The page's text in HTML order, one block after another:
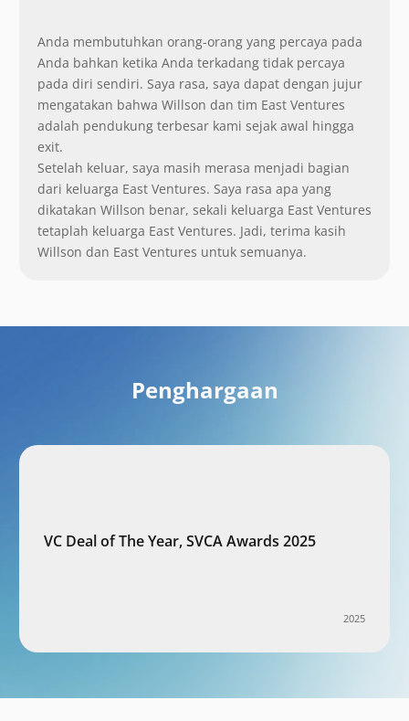
Anda membutuhkan orang-orang yang percaya pada
Anda bahkan ketika Anda terkadang tidak percaya
pada diri sendiri. Saya rasa, saya dapat dengan jujur
mengatakan bahwa Willson dan tim East Ventures
adalah pendukung terbesar kami sejak awal hingga
exit.
Setelah keluar, saya masih merasa menjadi bagian
dari keluarga East Ventures. Saya rasa apa yang
dikatakan Willson benar, sekali keluarga East Ventures
tetaplah keluarga East Ventures. Jadi, terima kasih
Willson dan East Ventures untuk semuanya.
Penghargaan
VC Deal of The Year, SVCA Awards 2025
2025